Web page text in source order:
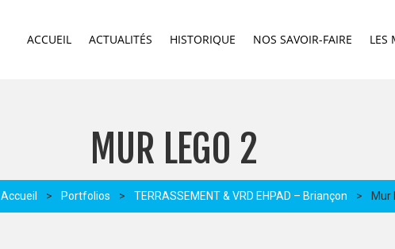
ACCUEIL ACTUALITÉS HISTORIQUE NOS SAVOIR-FAIRE LES
MUR LEGO 2
Accueil > Portfolios > TERRASSEMENT & VRD EHPAD – Briançon > Mur